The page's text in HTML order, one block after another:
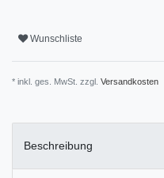
Wunschliste
* inkl. ges. MwSt. zzgl. Versandkosten
Beschreibung